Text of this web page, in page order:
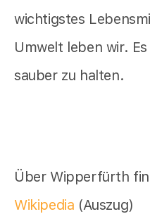
wichtigstes
Umwelt leben wir.
sauber zu halten.
Über Wipperfürth
Wikipedia (Auszug)